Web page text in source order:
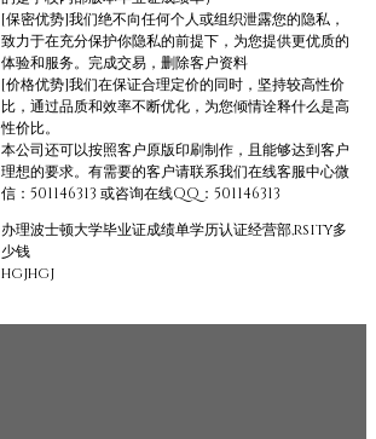
[保密优势]我们绝不向任何个人或组织泄露您的隐私，
致力于在充分保护你隐私的前提下，为您提供更优质的
体验和服务。完成交易，删除客户资料
[价格优势]我们在保证合理定价的同时，坚持较高性价
比，通过品质和效率不断优化，为您倾情诠释什么是高
性价比。
本公司还可以按照客户原版印刷制作，且能够达到客户
理想的要求。有需要的客户请联系我们在线客服中心微
信：501146313 或咨询在线QQ：501146313
办理波士顿大学毕业证成绩单学历认证经营部,rsity多
少钱
hgjhgj